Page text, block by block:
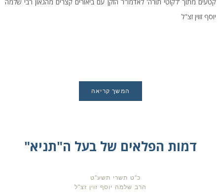
יוסף זווין זצ"ל
המשך קריאה
דמות הפלאים של בעל ה"תניא"
כ"ט תשרי תשע"ט
הרב שלמה יוסף זוין זצ"ל